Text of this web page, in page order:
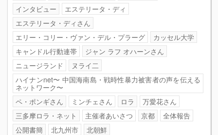
インタビュー
エステリータ・ディ
エステリータ・ディさん
エリー・コリー・ヴァン・デル・プラーグ
カッセル大学
キャンドル行動連帯
ジャン ラフ オハーンさん
ニュージランド
ヌライ二
ハイナンnet〜 中国海南島・戦時性暴力被害者の声を伝える
ネットワーク〜
ペ・ポンギさん
ミンチェさん ロラ
万愛花さん
三多摩ロラ・ネット
主催者あいさつ 京都
全体報告
公開書簡
北九州市
北朝鮮